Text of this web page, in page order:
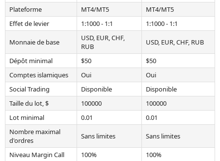
Plateforme MT4/MT5
MT4/MT5
Effet de levier
1:1000 - 1:1 1:1000 - 1:1
Monnaie de base
USD, EUR, CHF,
RUB
USD, EUR, CHF, RUB
Dépôt minimal $50
$50
Comptes islamiques
Oui
Oui
Social Trading
Disponible
Disponible
Taille du lot, $
100000
100000
Lot minimal
0.01
0.01
Nombre maximal
d'ordres
Sans limites Sans limites
Niveau Margin Call 100%
100%